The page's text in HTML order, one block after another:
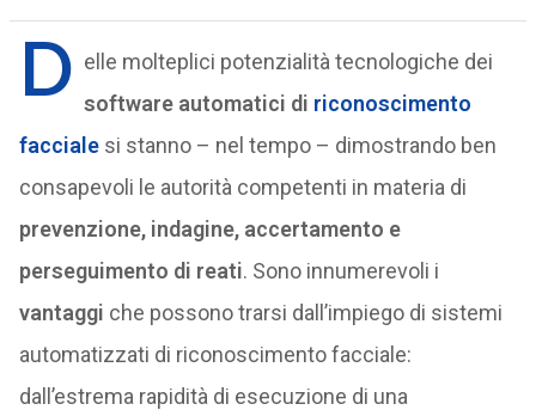
D elle molteplici potenzialità tecnologiche dei
software automatici di riconoscimento
faccialesi stanno – nel tempo – dimostrando ben
consapevoli le autorità competenti in materia di
prevenzione, indagine, accertamento e
perseguimento di reati. Sono innumerevoli i
vantaggi che possono trarsi dall’impiego di sistemi
automatizzati di riconoscimento facciale:
dall’estrema rapidità di esecuzione di una